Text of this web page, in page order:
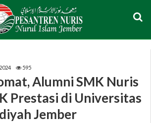
595
Alumni SMK Nuris
Prestasi di Universitas
Jember